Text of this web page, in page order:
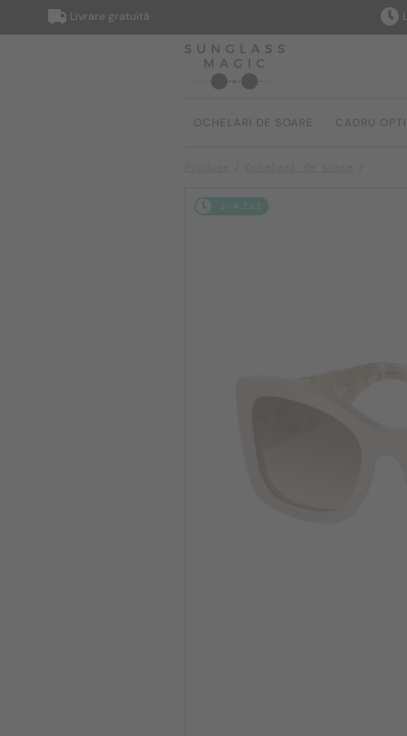
Livrare gratuită
OCHELARI DE SOARE CADRU
2-4 ZILE